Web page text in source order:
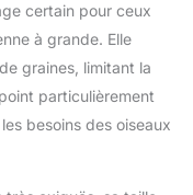
certain pour ceux
à grande. Elle
graines, limitant la
particulièrement
besoins des oiseaux